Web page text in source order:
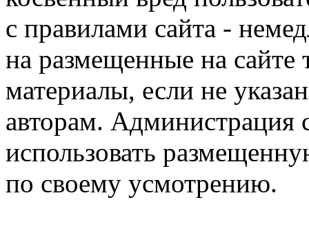
с правилами сайта -
на размещенные на сайте
материалы, если не
авторам. Администрация
использовать
по своему усмотрению.